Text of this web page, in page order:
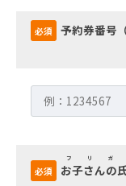
必須 予約券番号
必須 お子さんの
フリガ